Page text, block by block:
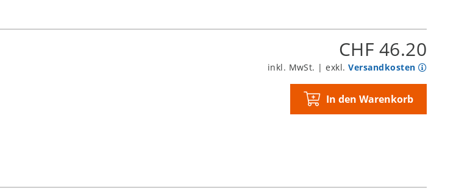
CHF 46.20
inkl. MwSt. | exkl.Versandkosten
In den Warenkorb